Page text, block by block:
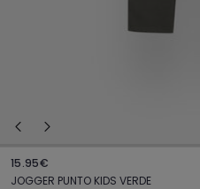
15.95€
JOGGER PUNTO KIDS VERDE